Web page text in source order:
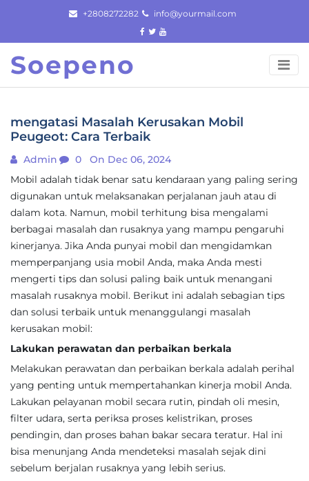
content
+2808272282 info@yourmail.com
Soepeno
mengatasi Masalah Kerusakan Mobil
Peugeot: Cara Terbaik
Admin 0
On Dec 06, 2024
Mobil adalah tidak benar satu kendaraan yang paling sering
digunakan untuk melaksanakan perjalanan jauh atau di
dalam kota. Namun, mobil terhitung bisa mengalami
berbagai masalah dan rusaknya yang mampu pengaruhi
kinerjanya. Jika Anda punyai mobil dan mengidamkan
memperpanjang usia mobil Anda, maka Anda mesti
mengerti tips dan solusi paling baik untuk menangani
masalah rusaknya mobil. Berikut ini adalah sebagian tips
dan solusi terbaik untuk menanggulangi masalah
kerusakan mobil:
Lakukan perawatan dan perbaikan berkala
Melakukan perawatan dan perbaikan berkala adalah perihal
yang penting untuk mempertahankan kinerja mobil Anda.
Lakukan pelayanan mobil secara rutin, pindah oli mesin,
filter udara, serta periksa proses kelistrikan, proses
pendingin, dan proses bahan bakar secara teratur. Hal ini
bisa menunjang Anda mendeteksi masalah sejak dini
sebelum berjalan rusaknya yang lebih serius.